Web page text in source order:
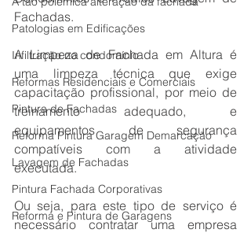
Patologias em Edificações
Infiltração no condomínio
Reformas Residenciais e Comerciais
Pintura de Fachadas
Reforma Pintura Garagem Demarcação
Lavagem de Fachadas
Pintura Fachada Corporativas
Reforma e Pintura de Garagens
Fachadas.
A Limpeza de Fachada em Altura é
uma limpeza técnica que exige
capacitação profissional, por meio de
treinamento adequado, e
equipamentos de segurança
compatíveis com a atividade
executada.
Ou seja, para este tipo de serviço é
necessário contratar uma empresa